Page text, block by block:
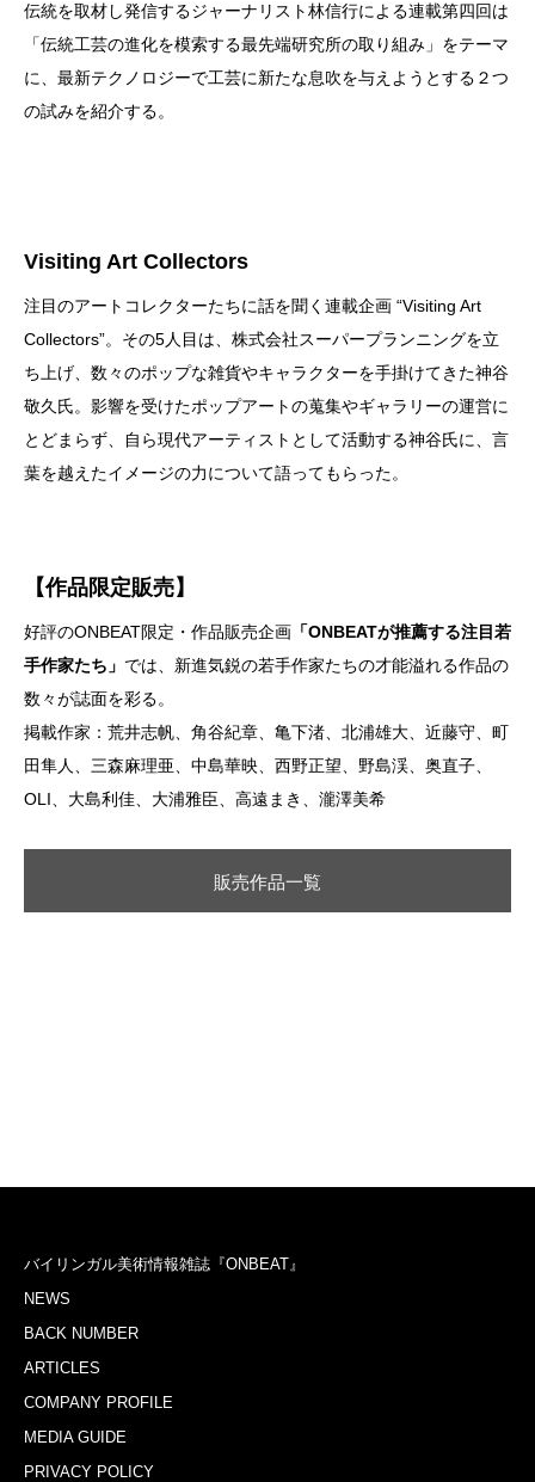
伝統を取材し発信するジャーナリスト林信行による連載第四回は
「伝統工芸の進化を模索する最先端研究所の取り組み」をテーマ
に、最新テクノロジーで工芸に新たな息吹を与えようとする２つ
の試みを紹介する。
Visiting Art Collectors
注目のアートコレクターたちに話を聞く連載企画 “Visiting Art
Collectors”。その5人目は、株式会社スーパープランニングを立
ち上げ、数々のポップな雑貨やキャラクターを手掛けてきた神谷
敬久氏。影響を受けたポップアートの蒐集やギャラリーの運営に
とどまらず、自ら現代アーティストとして活動する神谷氏に、言
葉を越えたイメージの力について語ってもらった。
【作品限定販売】
好評のONBEAT限定・作品販売企画 「ONBEATが推薦する注目若
手作家たち」 では、新進気鋭の若手作家たちの才能溢れる作品の
数々が誌面を彩る。
掲載作家：荒井志帆、角谷紀章、亀下渚、北浦雄大、近藤守、町
田隼人、三森麻理亜、中島華映、西野正望、野島渓、奥直子、
OLI、大島利佳、大浦雅臣、高遠まき、瀧澤美希
販売作品一覧
バイリンガル美術情報雑誌『ONBEAT』
NEWS
BACK NUMBER
ARTICLES
COMPANY PROFILE
MEDIA GUIDE
PRIVACY POLICY